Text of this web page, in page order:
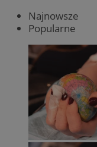
Najnowsze
Popularne